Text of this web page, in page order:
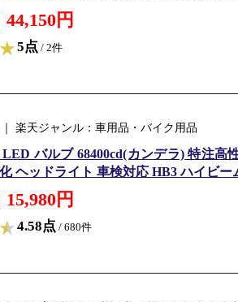
44,150円
5点 / 2件
楽天ジャンル：車用品・バイク用品
バルブ 68400cd(カンデラ) 特注高
ヘッドライト 車検対応 HB3 ハイビー
15,980円
4.58点 / 680件